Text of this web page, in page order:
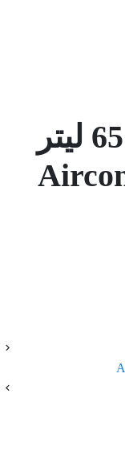
کوله پشتی 15+65 لیتر